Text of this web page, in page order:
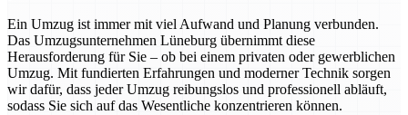
Ein Umzug ist immer mit viel Aufwand und Planung verbunden.
Das Umzugsunternehmen Lüneburg übernimmt diese
Herausforderung für Sie – ob bei einem privaten oder gewerblichen
Umzug. Mit fundierten Erfahrungen und moderner Technik sorgen
wir dafür, dass jeder Umzug reibungslos und professionell abläuft,
sodass Sie sich auf das Wesentliche konzentrieren können.